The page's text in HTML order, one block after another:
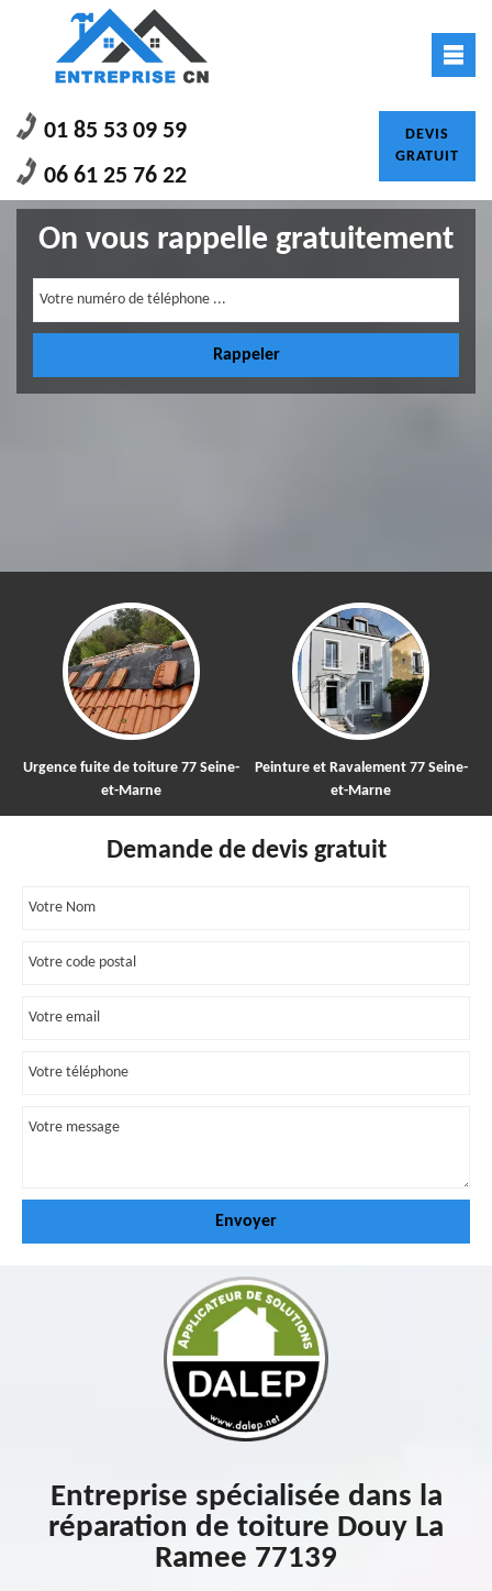
01 85 53 09 59
06 61 25 76 22
DEVIS
GRATUIT
On vous rappelle gratuitement
Peinture et Ravalement 77 Seine-
et-Marne
Nettoyage et démoussage de
toiture 77
Demande de devis gratuit
Entreprise spécialisée dans la
réparation de toiture Douy La
Ramee 77139